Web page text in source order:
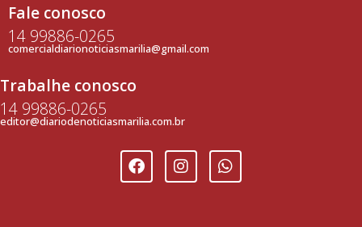
Fale conosco
14 99886-0265
comercialdiarionoticiasmarilia@gmail.com
Trabalhe conosco
14 99886-0265
editor@diariodenoticiasmarilia.com.br